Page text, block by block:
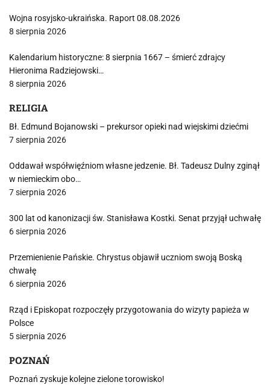
Wojna rosyjsko-ukraińska. Raport 08.08.2026
8 sierpnia 2026
Kalendarium historyczne: 8 sierpnia 1667 – śmierć zdrajcy
Hieronima Radziejowski…
8 sierpnia 2026
RELIGIA
Bł. Edmund Bojanowski – prekursor opieki nad wiejskimi dziećmi
7 sierpnia 2026
Oddawał współwięźniom własne jedzenie. Bł. Tadeusz Dulny zginął
w niemieckim obo…
7 sierpnia 2026
300 lat od kanonizacji św. Stanisława Kostki. Senat przyjął uchwałę
6 sierpnia 2026
Przemienienie Pańskie. Chrystus objawił uczniom swoją Boską
chwałę
6 sierpnia 2026
Rząd i Episkopat rozpoczęły przygotowania do wizyty papieża w
Polsce
5 sierpnia 2026
POZNAŃ
Poznań zyskuje kolejne zielone torowisko!